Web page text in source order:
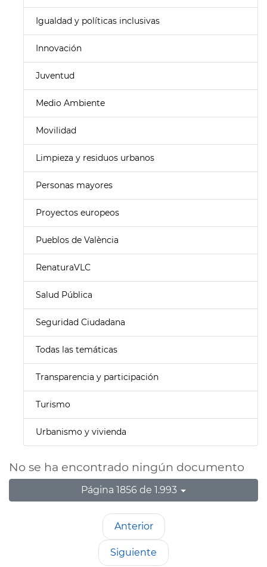
Igualdad y políticas inclusivas
Innovación
Juventud
Medio Ambiente
Movilidad
Limpieza y residuos urbanos
Personas mayores
Proyectos europeos
Pueblos de València
RenaturaVLC
Salud Pública
Seguridad Ciudadana
Todas las temáticas
Transparencia y participación
Turismo
Urbanismo y vivienda
No se ha encontrado ningún documento
Página 1856 de 1.993
Anterior
Siguiente